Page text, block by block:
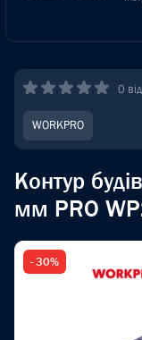
0
WORKPRO
Контур
мм PRO
- 30%